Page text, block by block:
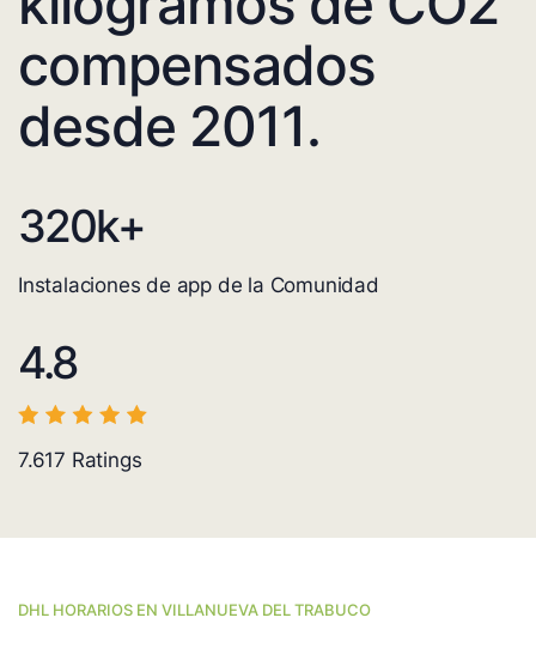
compensados
desde 2011.
320k+
Instalaciones de app de la Comunidad
4.8
7.617 Ratings
DHL HORARIOS EN VILLANUEVA DEL TRABUCO